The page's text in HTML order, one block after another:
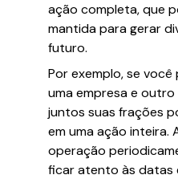
ação completa, que
mantida para gerar
futuro.
Por exemplo, se
uma empresa e
juntos suas frações
em uma ação inteira.
operação
ficar atento às datas